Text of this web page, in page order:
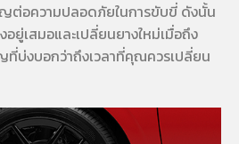
ต่อความปลอดภัยในการขับขี่ ดังนั้น
ยู่เสมอและเปลี่ยนยางใหม่เมื่อถึง
งบอกว่าถึงเวลาที่คุณควรเปลี่ยน